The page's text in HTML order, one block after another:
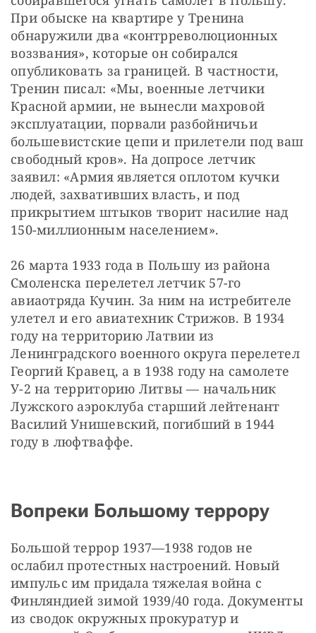
При обыске на квартире у Тренина
обнаружили два «контрреволюционных
воззвания», которые он собирался
опубликовать за границей. В частности,
Тренин писал: «Мы, военные летчики
Красной армии, не вынесли махровой
эксплуатации, порвали разбойничьи
большевистские цепи и прилетели под ваш
свободный кров». На допросе летчик
заявил: «Армия является оплотом кучки
людей, захвативших власть, и под
прикрытием штыков творит насилие над
150-миллионным населением».
26 марта 1933 года в Польшу из района
Смоленска перелетел летчик 57-го
авиаотряда Кучин. За ним на истребителе
улетел и его авиатехник Стрижов. В 1934
году на территорию Латвии из
Ленинградского военного округа перелетел
Георгий Кравец, а в 1938 году на самолете
У-2 на территорию Литвы — начальник
Лужского аэроклуба старший лейтенант
Василий Унишевский, погибший в 1944
году в люфтваффе.
Вопреки Большому террору
Большой террор 1937—1938 годов не
ослабил протестных настроений. Новый
импульс им придала тяжелая война с
Финляндией зимой 1939/40 года. Документы
из сводок окружных прокуратур и